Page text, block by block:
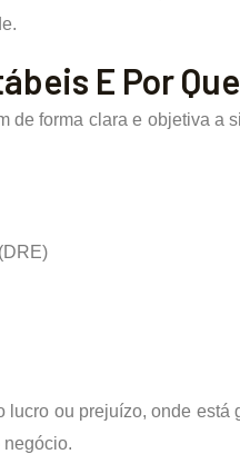
E Por
de forma clara e objetiva
ou prejuízo, onde
negócio.